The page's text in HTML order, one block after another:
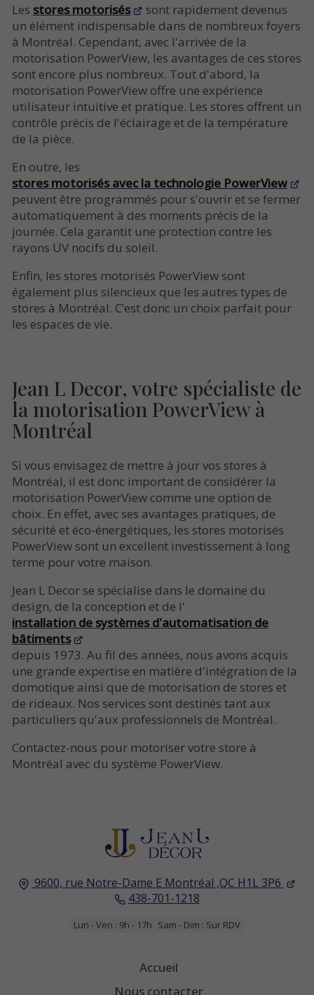
Les stores motorisés
sont rapidement devenus
un élément indispensable dans de nombreux foyers
à Montréal. Cependant, avec l'arrivée de la
motorisation PowerView, les avantages de ces stores
sont encore plus nombreux. Tout d'abord, la
motorisation PowerView offre une expérience
utilisateur intuitive et pratique. Les stores offrent un
contrôle précis de l'éclairage et de la température
de la pièce.
En outre, les
stores motorisés avec la technologie PowerView
peuvent être programmés pour s'ouvrir et se fermer
automatiquement à des moments précis de la
journée. Cela garantit une protection contre les
rayons UV nocifs du soleil.
Enfin, les stores motorisés PowerView sont
également plus silencieux que les autres types de
stores à Montréal. C’est donc un choix parfait pour
les espaces de vie.
Jean L Decor, votre spécialiste de
la motorisation PowerView à
Montréal
Si vous envisagez de mettre à jour vos stores à
Montréal, il est donc important de considérer la
motorisation PowerView comme une option de
choix. En effet, avec ses avantages pratiques, de
sécurité et éco-énergétiques, les stores motorisés
PowerView sont un excellent investissement à long
terme pour votre maison.
Jean L Decor se spécialise dans le domaine du
design, de la conception et de l'
installation de systèmes d'automatisation de
bâtiments
depuis 1973. Au fil des années, nous avons acquis
une grande expertise en matière d'intégration de la
domotique ainsi que de motorisation de stores et
de rideaux. Nos services sont destinés tant aux
particuliers qu'aux professionnels de Montréal.
Contactez-nous pour motoriser votre store à
Montréal avec du système PowerView.
9600, rue Notre-Dame E Montréal ,QC H1L 3P6
438-701-1218
Lun - Ven : 9h - 17h Sam - Dim : Sur RDV
Accueil
Nous contacter